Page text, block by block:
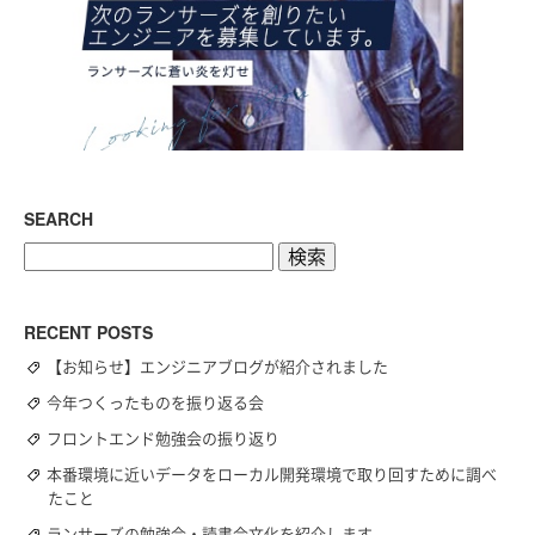
SEARCH
RECENT POSTS
【お知らせ】エンジニアブログが紹介されました
今年つくったものを振り返る会
フロントエンド勉強会の振り返り
本番環境に近いデータをローカル開発環境で取り回すために調べ
たこと